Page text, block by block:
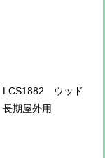
ウッド
期屋外用